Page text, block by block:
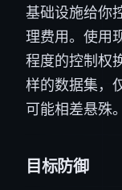
基础设施给你
理费用。使用
程度的控制权
样的数据集，
可能相差悬殊。
目标防御